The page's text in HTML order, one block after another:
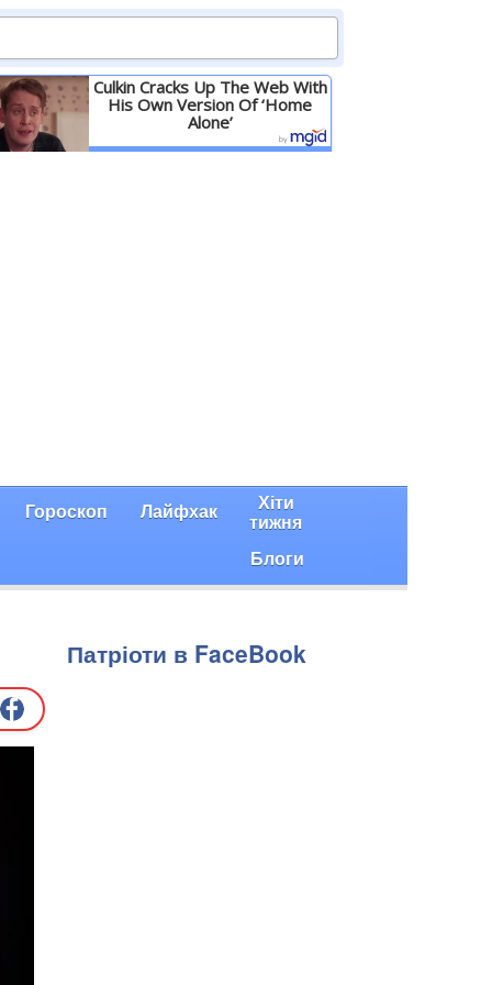
Culkin Cracks Up The Web With
His Own Version Of ‘Home
Alone’
Гороскоп Лайфхак Хіти
тижня
Блоги
Патріоти в FaceBook